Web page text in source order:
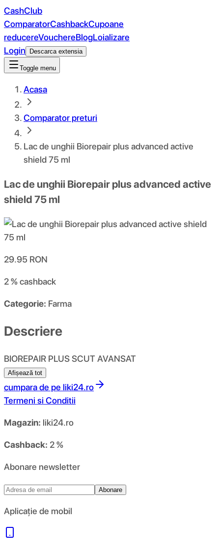
CashClub
ComparatorCashbackCupoane
reducereVouchereBlogLoializare
Login
Descarca extensia
Toggle menu
Acasa
Comparator preturi
Lac de unghii Biorepair plus advanced active
shield 75 ml
Lac de unghii Biorepair plus advanced active
shield 75 ml
29.95 RON
2 %cashback
Categorie: Farma
Descriere
BIOREPAIR PLUS SCUT AVANSAT
Afișează tot
cumpara de pe liki24.ro
Termeni si Conditii
Magazin: liki24.ro
Cashback: 2 %
Abonare newsletter
Abonare
Aplicație de mobil